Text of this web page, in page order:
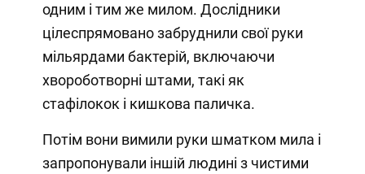
одним і тим же милом. Дослідники
цілеспрямовано забруднили свої руки
мільярдами бактерій, включаючи
хвороботворні штами, такі як
стафілокок і кишкова паличка.
Потім вони вимили руки шматком мила і
запропонували іншій людині з чистими